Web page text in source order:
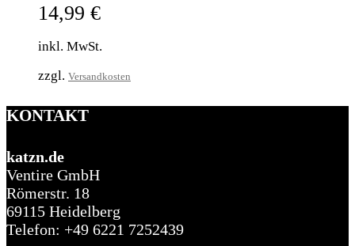
14,99 €
inkl. MwSt.
zzgl. Versandkosten
KONTAKT
katzn.de
Ventire GmbH
Römerstr. 18
69115 Heidelberg
Telefon: +49 6221 7252439